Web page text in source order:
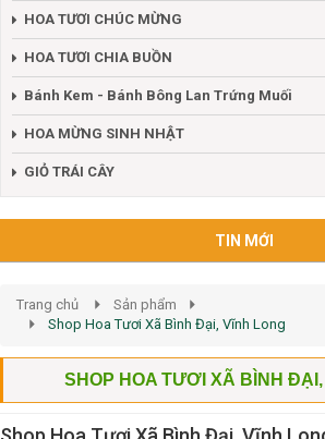
HOA TƯƠI CHÚC MỪNG
HOA TƯƠI CHIA BUỒN
Bánh Kem - Bánh Bông Lan Trứng Muối
HOA MỪNG SINH NHẬT
GIỎ TRÁI CÂY
TIN MỚI
Trang chủ
Sản phẩm
Shop Hoa Tươi Xã Bình Đại, Vĩnh Long
SHOP HOA TƯƠI XÃ BÌNH